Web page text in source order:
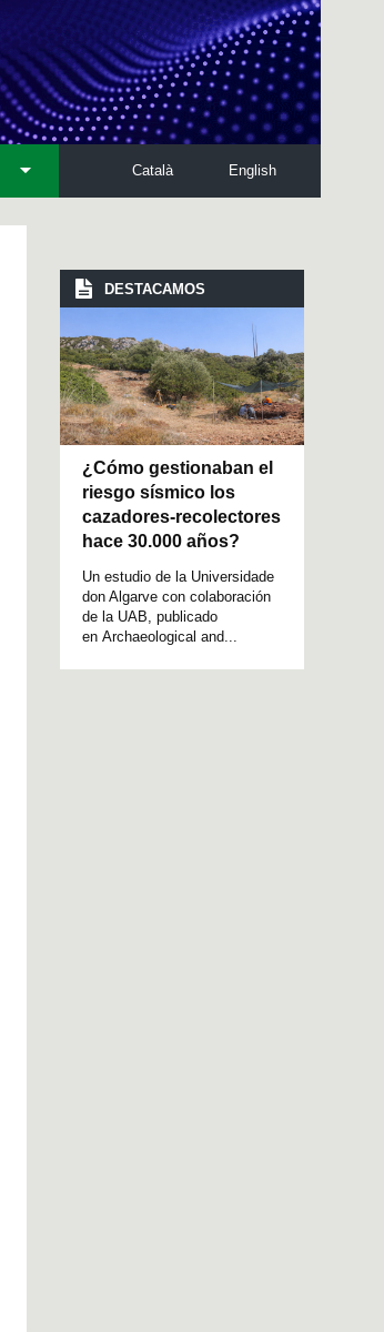
English
Català
DESTACAMOS
¿Cómo gestionaban el
riesgo sísmico los
cazadores-recolectores
hace 30.000 años?
Un estudio de la Universidade
don Algarve con colaboración
de la UAB, publicado
en Archaeological and...